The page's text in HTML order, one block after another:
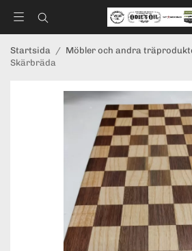
Startsida / Möbler och andra
Skärbräda